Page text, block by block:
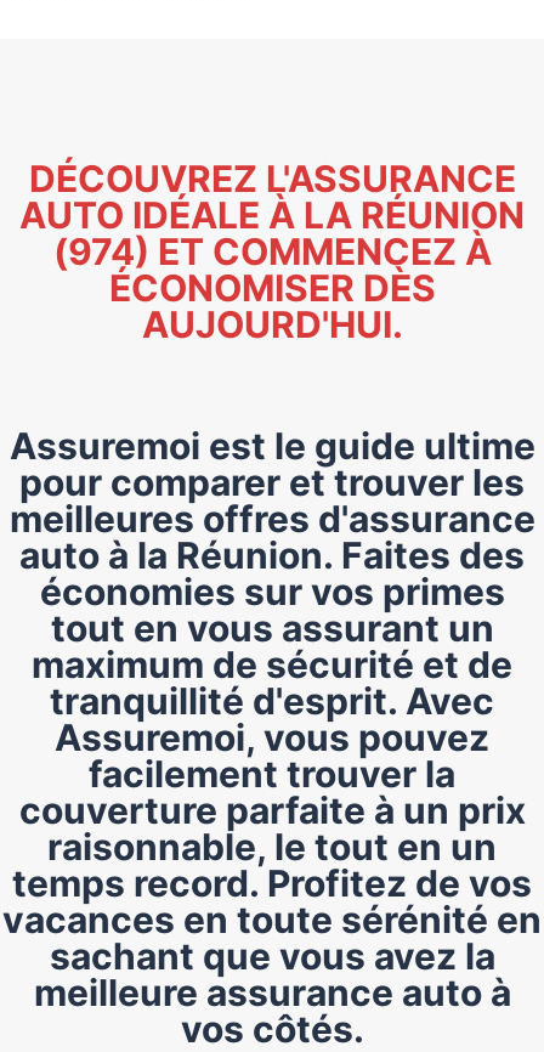
DÉCOUVREZ L'ASSURANCE
AUTO IDÉALE À LA RÉUNION
(974) ET COMMENCEZ À
ÉCONOMISER DÈS
AUJOURD'HUI.
Assuremoi est le guide ultime
pour comparer et trouver les
meilleures offres d'assurance
auto à la Réunion. Faites des
économies sur vos primes
tout en vous assurant un
maximum de sécurité et de
tranquillité d'esprit. Avec
Assuremoi, vous pouvez
facilement trouver la
couverture parfaite à un prix
raisonnable, le tout en un
temps record. Profitez de vos
vacances en toute sérénité en
sachant que vous avez la
meilleure assurance auto à
vos côtés.